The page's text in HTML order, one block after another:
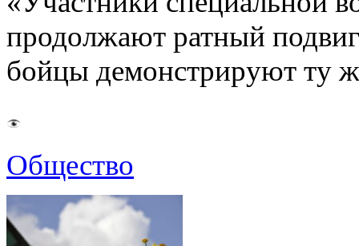
продолжают ратный
бойцы демонстрируют ту
Общество